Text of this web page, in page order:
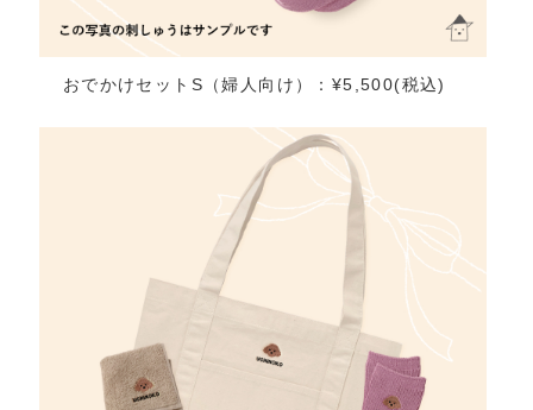
おでかけセットS（婦人向け）：¥5,500(税込)